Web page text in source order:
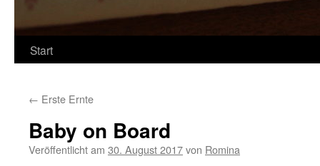
Start
← Erste Ernte
Baby on Board
Veröffentlicht am 30. August 2017von Romina